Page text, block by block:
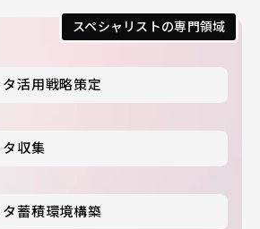
スペシャリストの専門領域
活用戦略策定
収集
タ蓄積環境構築